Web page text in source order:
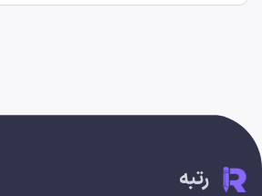
رتبه